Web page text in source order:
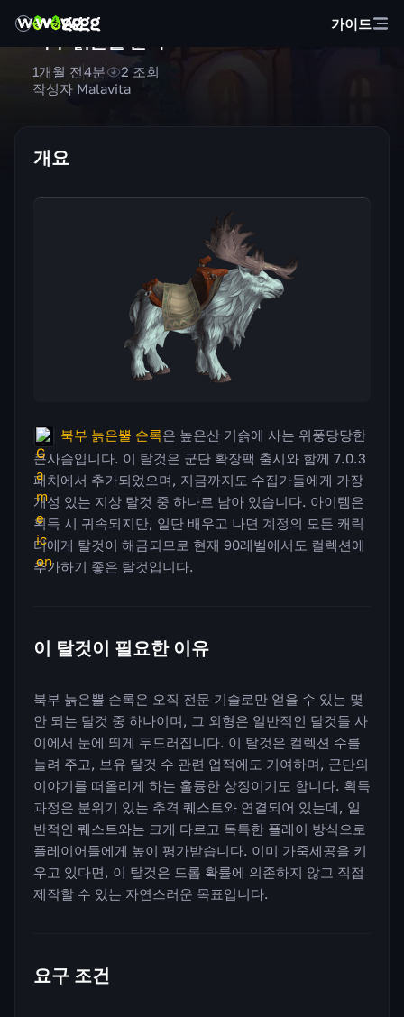
가이드
작성자 Malavita
1개월 전4분 2 조회
개요
북부 늙은뿔 순록은 높은산 기슭에 사는 위풍당당한
큰사슴입니다. 이 탈것은 군단 확장팩 출시와 함께 7.0.3
패치에서 추가되었으며, 지금까지도 수집가들에게 가장
개성 있는 지상 탈것 중 하나로 남아 있습니다. 아이템은
획득 시 귀속되지만, 일단 배우고 나면 계정의 모든 캐릭
터에게 탈것이 해금되므로 현재 90레벨에서도 컬렉션에
추가하기 좋은 탈것입니다.
이 탈것이 필요한 이유
북부 늙은뿔 순록은 오직 전문 기술로만 얻을 수 있는 몇
안 되는 탈것 중 하나이며, 그 외형은 일반적인 탈것들 사
이에서 눈에 띄게 두드러집니다. 이 탈것은 컬렉션 수를
늘려 주고, 보유 탈것 수 관련 업적에도 기여하며, 군단의
이야기를 떠올리게 하는 훌륭한 상징이기도 합니다. 획득
과정은 분위기 있는 추격 퀘스트와 연결되어 있는데, 일
반적인 퀘스트와는 크게 다르고 독특한 플레이 방식으로
플레이어들에게 높이 평가받습니다. 이미 가죽세공을 키
우고 있다면, 이 탈것은 드롭 확률에 의존하지 않고 직접
제작할 수 있는 자연스러운 목표입니다.
요구 조건